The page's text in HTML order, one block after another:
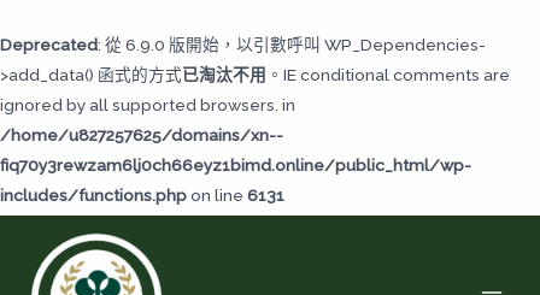
Deprecated: 從 6.9.0 版開始，以引數呼叫 WP_Dependencies-
>add_data() 函式的方式已淘汰不用 。IE conditional comments are
ignored by all supported browsers. in
/home/u827257625/domains/xn--
fiq70y3rewzam6lj0ch66eyz1bimd.online/public_html/wp-
includes/functions.phpon line 6131
至
主
要
內
容